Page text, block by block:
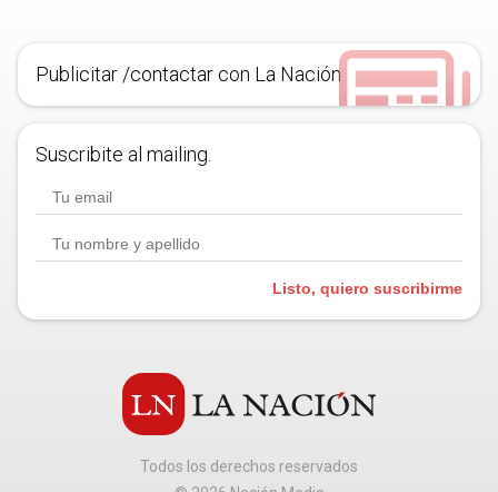
Publicitar /contactar con La Nación
Suscribite al mailing.
Listo, quiero suscribirme
Todos los derechos reservados